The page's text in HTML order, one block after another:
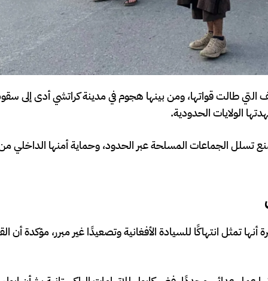
التي طالت قواتها، ومن بينها هجوم في مدينة كراتشي أدى إلى
الولايات الحدودية.
تسلل الجماعات المسلحة عبر الحدود، وحماية أمنها الداخلي
أنها تمثل انتهاكًا للسيادة الأفغانية وتصعيدًا غير مبرر، مؤكدة